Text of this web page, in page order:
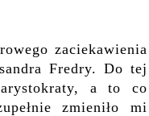
zaciekawienia
Fredry. Do tej
a to co
zmieniło mi